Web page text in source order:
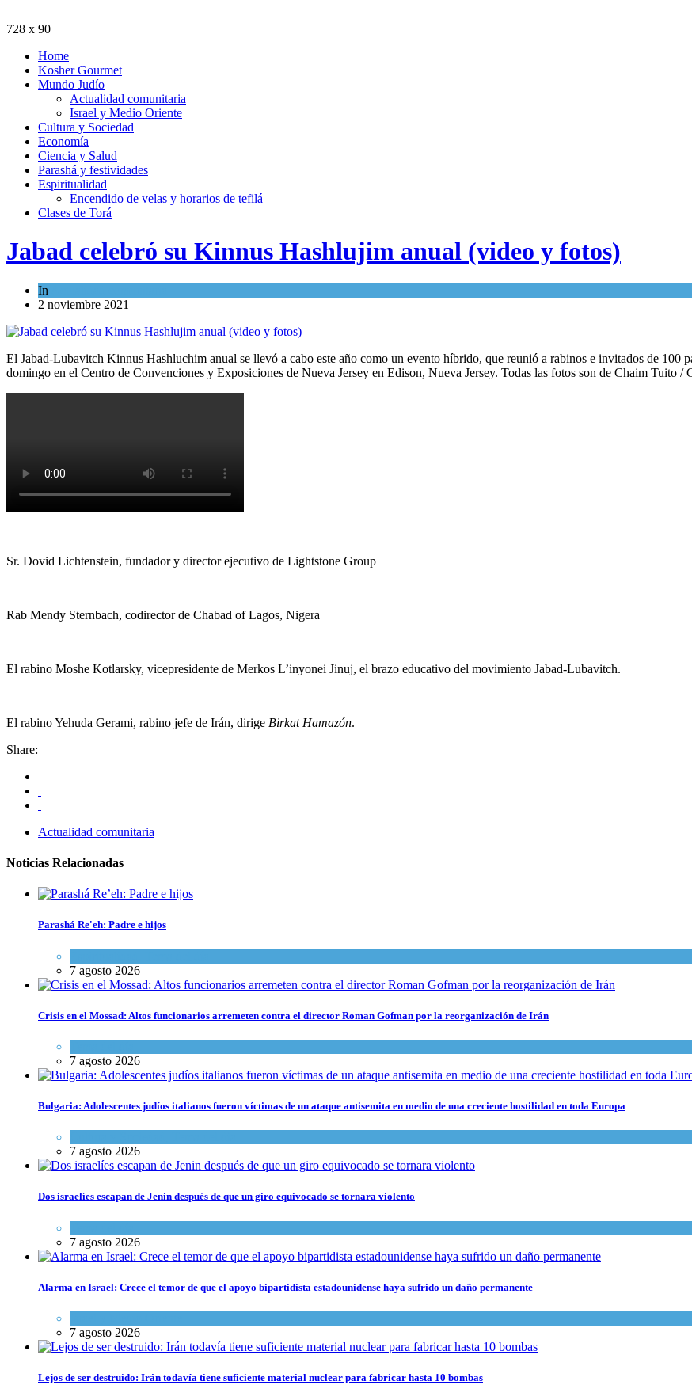
728 x 90
Home
Kosher Gourmet
Mundo Judío
Actualidad comunitaria
Israel y Medio Oriente
Cultura y Sociedad
Economía
Ciencia y Salud
Parashá y festividades
Espiritualidad
Encendido de velas y horarios de tefilá
Clases de Torá
Jabad celebró su Kinnus Hashlujim anual (video y fotos)
In
2 noviembre 2021
El Jabad-Lubavitch Kinnus Hashluchim anual se llevó a cabo este año como un evento híbrido, que reunió a rabinos e invitados de 100
domingo en el Centro de Convenciones y Exposiciones de Nueva Jersey en Edison, Nueva Jersey. Todas las fotos son de Chaim Tuito /
Sr. Dovid Lichtenstein, fundador y director ejecutivo de Lightstone Group
Rab Mendy Sternbach, codirector de Chabad of Lagos, Nigera
El rabino Moshe Kotlarsky, vicepresidente de Merkos L’inyonei Jinuj, el brazo educativo del movimiento Jabad-Lubavitch.
El rabino Yehuda Gerami, rabino jefe de Irán, dirige Birkat Hamazón.
Share:
Actualidad comunitaria
Noticias Relacionadas
Parashá Re'eh: Padre e hijos
7 agosto 2026
Crisis en el Mossad: Altos funcionarios arremeten contra el director Roman Gofman por la reorganización de Irán
7 agosto 2026
Bulgaria: Adolescentes judíos italianos fueron víctimas de un ataque antisemita en medio de una creciente hostilidad en toda Europa
7 agosto 2026
Dos israelíes escapan de Jenin después de que un giro equivocado se tornara violento
7 agosto 2026
Alarma en Israel: Crece el temor de que el apoyo bipartidista estadounidense haya sufrido un daño permanente
7 agosto 2026
Lejos de ser destruido: Irán todavía tiene suficiente material nuclear para fabricar hasta 10 bombas